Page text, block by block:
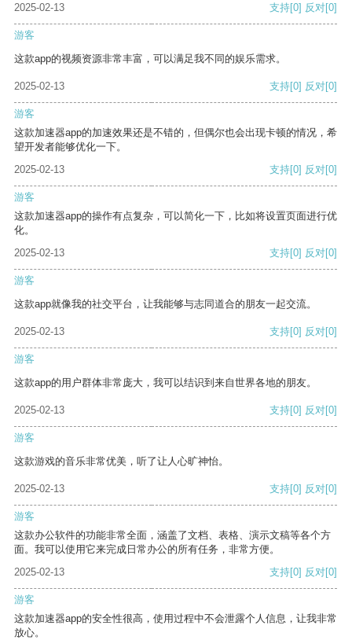
2025-02-13 支持[0] 反对[0]
游客
这款app的视频资源非常丰富，可以满足我不同的娱乐需求。
2025-02-13 支持[0] 反对[0]
游客
这款加速器app的加速效果还是不错的，但偶尔也会出现卡顿的情况，希
望开发者能够优化一下。
2025-02-13
支持[0] 反对[0]
游客
这款加速器app的操作有点复杂，可以简化一下，比如将设置页面进行优
化。
2025-02-13
支持[0] 反对[0]
游客
这款app就像我的社交平台，让我能够与志同道合的朋友一起交流。
2025-02-13 支持[0] 反对[0]
游客
这款app的用户群体非常庞大，我可以结识到来自世界各地的朋友。
2025-02-13 支持[0] 反对[0]
游客
这款游戏的音乐非常优美，听了让人心旷神怡。
2025-02-13 支持[0] 反对[0]
游客
这款办公软件的功能非常全面，涵盖了文档、表格、演示文稿等各个方
面。我可以使用它来完成日常办公的所有任务，非常方便。
2025-02-13
支持[0] 反对[0]
游客
这款加速器app的安全性很高，使用过程中不会泄露个人信息，让我非常
放心。